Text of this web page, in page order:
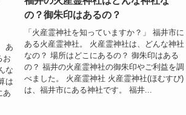
あ
お
な
は
あ
の？御朱印はあるの？
「火産霊神社を知っていますか？」 福井市に
ある火産霊神社。 火産霊神社は、どんな神社
なの？ 場所はどこにあるの？ 御朱印はある
の？ 福井の火産霊神社の御朱印やご利益を調
べました。 火産霊神社 火産霊神社(ほむすび)
は、福井市にある神社です。 福井...